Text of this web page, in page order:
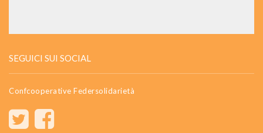
SEGUICI SUI SOCIAL
Confcooperative Federsolidarietà